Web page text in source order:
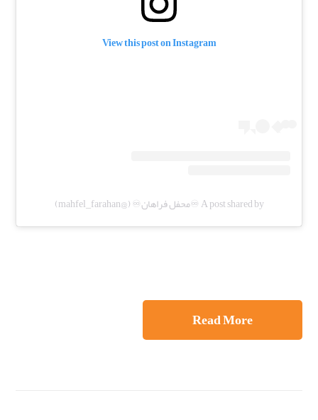
View this post on Instagram
A post shared by ♾️محفل فراهان♾️ (@mahfel_farahan)
Read More